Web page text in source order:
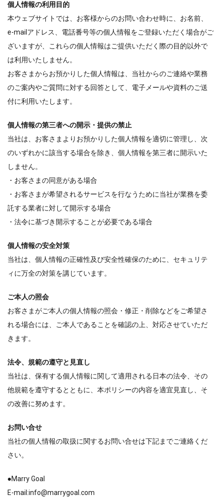
個人情報の利用目的
本ウェブサイトでは、お客様からのお問い合わせ時に、お名前、
e-mailアドレス、電話番号等の個人情報をご登録いただく場合がご
ざいますが、これらの個人情報はご提供いただく際の目的以外で
は利用いたしません。
お客さまからお預かりした個人情報は、当社からのご連絡や業務
のご案内やご質問に対する回答として、電子メールや資料のご送
付に利用いたします。
個人情報の第三者への開示・提供の禁止
当社は、お客さまよりお預かりした個人情報を適切に管理し、次
のいずれかに該当する場合を除き、個人情報を第三者に開示いた
しません。
・お客さまの同意がある場合
・お客さまが希望されるサービスを行なうために当社が業務を委
託する業者に対して開示する場合
・法令に基づき開示することが必要である場合
個人情報の安全対策
当社は、個人情報の正確性及び安全性確保のために、セキュリテ
ィに万全の対策を講じています。
ご本人の照会
お客さまがご本人の個人情報の照会・修正・削除などをご希望さ
れる場合には、ご本人であることを確認の上、対応させていただ
きます。
法令、規範の遵守と見直し
当社は、保有する個人情報に関して適用される日本の法令、その
他規範を遵守するとともに、本ポリシーの内容を適宜見直し、そ
の改善に努めます。
お問い合せ
当社の個人情報の取扱に関するお問い合せは下記までご連絡くだ
さい。
●Marry Goal
E-mail:info@marrygoal.com